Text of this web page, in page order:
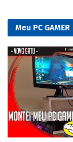
Meu PC GAMER